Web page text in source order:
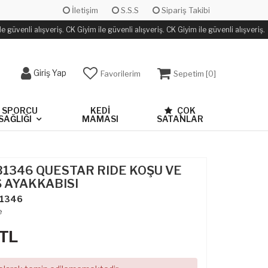
İletişim S.S.S Sipariş Takibi
güvenli alışveriş. CK Giyim ile güvenli alışveriş. CK Giyim ile güvenli alışveriş.
Giriş Yap Favorilerim Sepetim [0]
SPORCU
KEDİ
MAMASI
ÇOK
SATANLAR
QUESTAR RIDE KOŞU VE
AYAKKABISI